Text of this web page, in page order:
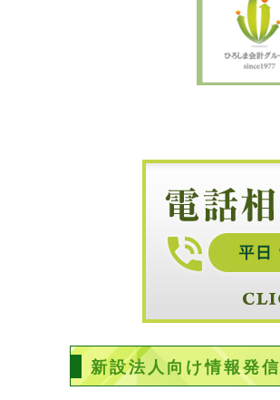
新設法人向け情報発信